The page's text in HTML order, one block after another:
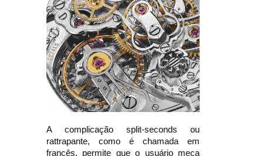
A complicação split-seconds ou
rattrapante, como é chamada em
francês, permite que o usuário meça